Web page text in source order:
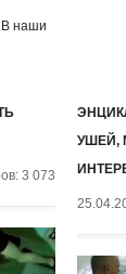
В наши
3 073
УШЕЙ,